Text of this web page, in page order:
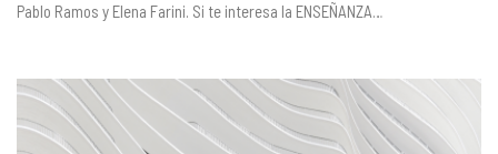
Pablo Ramos y Elena Farini. Si te interesa la ENSEÑANZA…